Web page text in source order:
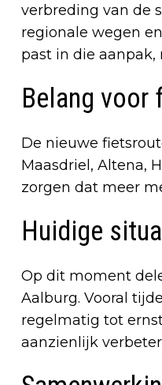
verbreding van de
regionale wegen
past in die aanpak,
Belang voor
De nieuwe
Maasdriel, Altena,
zorgen dat meer
Huidige
Op dit moment
Aalburg. Vooral
regelmatig tot
aanzienlijk